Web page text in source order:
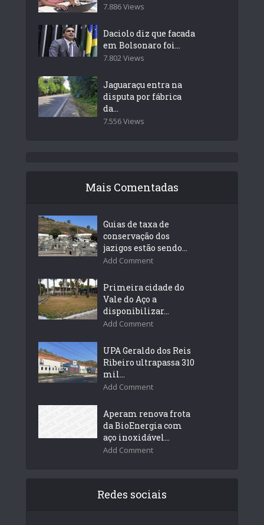
7.886 Views
Daciolo diz que facada
em Bolsonaro foi...
7.802 Views
Jaguaraçu entra na
disputa por fábrica
da...
7.556 Views
Mais Comentadas
Guias de taxa de
conservação dos
jazigos estão sendo...
Add Comment
Primeira cidade do
Vale do Aço a
disponibilizar...
Add Comment
UPA Geraldo dos Reis
Ribeiro ultrapassa 310
mil...
Add Comment
Aperam renova frota
da BioEnergia com
aço inoxidável...
Add Comment
Redes sociais